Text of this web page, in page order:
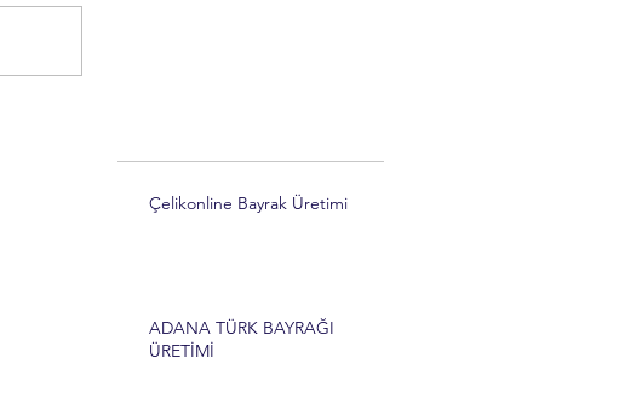
Çelikonline Bayrak Üretimi
ADANA TÜRK BAYRAĞI
ÜRETİMİ